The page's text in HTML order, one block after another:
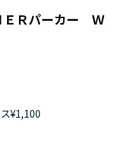
Ｒパーカー Ｗ
¥1,100